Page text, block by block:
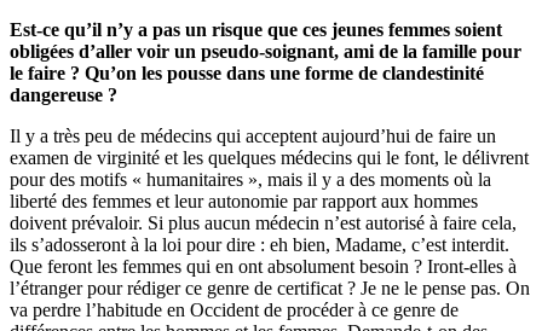
Est-ce qu’il n’y a pas un risque que ces jeunes femmes soient
obligées d’aller voir un pseudo-soignant, ami de la famille pour
le faire ? Qu’on les pousse dans une forme de clandestinité
dangereuse ?
Il y a très peu de médecins qui acceptent aujourd’hui de faire un
examen de virginité et les quelques médecins qui le font, le délivrent
pour des motifs « humanitaires », mais il y a des moments où la
liberté des femmes et leur autonomie par rapport aux hommes
doivent prévaloir. Si plus aucun médecin n’est autorisé à faire cela,
ils s’adosseront à la loi pour dire : eh bien, Madame, c’est interdit.
Que feront les femmes qui en ont absolument besoin ? Iront-elles à
l’étranger pour rédiger ce genre de certificat ? Je ne le pense pas. On
va perdre l’habitude en Occident de procéder à ce genre de